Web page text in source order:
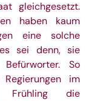
gleichgesetzt.
haben kaum
eine solche
sei denn, sie
So
im
Frühling die